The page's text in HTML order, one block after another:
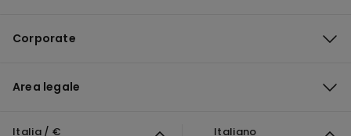
Corporate
Area legale
Italia / € Italiano